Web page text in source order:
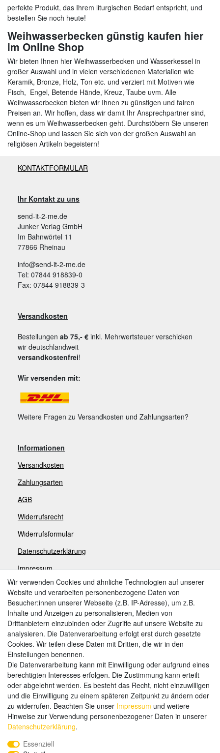
perfekte Produkt, das Ihrem liturgischen Bedarf entspricht, und
bestellen Sie noch heute!
Weihwasserbecken günstig kaufen hier
im Online Shop
Wir bieten Ihnen hier Weihwasserbecken und Wasserkessel in
großer Auswahl und in vielen verschiedenen Materialien wie
Keramik, Bronze, Holz, Ton etc. und verziert mit Motiven wie
Fisch, Engel, Betende Hände, Kreuz, Taube uvm. Alle
Weihwasserbecken bieten wir Ihnen zu günstigen und fairen
Preisen an. Wir hoffen, dass wir damit Ihr Ansprechpartner sind,
wenn es um Weihwasserbecken geht. Durchstöbern Sie unseren
Online-Shop und lassen Sie sich von der großen Auswahl an
religiösen Artikeln begeistern!
KONTAKTFORMULAR
Ihr Kontakt zu uns
send-it-2-me.de
Junker Verlag GmbH
Im Bahnwörtel 11
77866 Rheinau
info@send-it-2-me.de
Tel: 07844 918839-0
Fax: 07844 918839-3
Versandkosten
Bestellungen ab 75,- € inkl. Mehrwertsteuer verschicken
wir deutschlandweit
versandkostenfrei!
Wir versenden mit:
Weitere Fragen zu Versandkosten und Zahlungsarten?
Informationen
Versandkosten
Zahlungsarten
AGB
Widerrufsrecht
Widerrufsformular
Datenschutzerklärung
Impressum
Zahlungsarten
Weitere Zahlungsarten:
Kauf auf Rechnung
Vorkasse
Hier sind wir
Wir verwenden Cookies und ähnliche Technologien auf unserer
Website und verarbeiten personenbezogene Daten von
Besucher:innen unserer Webseite (z.B. IP-Adresse), um z.B.
Inhalte und Anzeigen zu personalisieren, Medien von
Drittanbietern einzubinden oder Zugriffe auf unsere Website zu
analysieren. Die Datenverarbeitung erfolgt erst durch gesetzte
Cookies. Wir teilen diese Daten mit Dritten, die wir in den
Einstellungen benennen.
Die Datenverarbeitung kann mit Einwilligung oder aufgrund eines
berechtigten Interesses erfolgen. Die Zustimmung kann erteilt
oder abgelehnt werden. Es besteht das Recht, nicht einzuwilligen
und die Einwilligung zu einem späteren Zeitpunkt zu ändern oder
zu widerrufen. Beachten Sie unser Impressum und weitere
Hinweise zur Verwendung personenbezogener Daten in unserer
Daten­schutz­erklärung.
Essenziell